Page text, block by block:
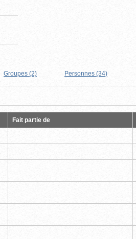
Groupes (2) Personnes (34)
Fait partie de